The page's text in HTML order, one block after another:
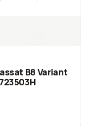
B8 Variant